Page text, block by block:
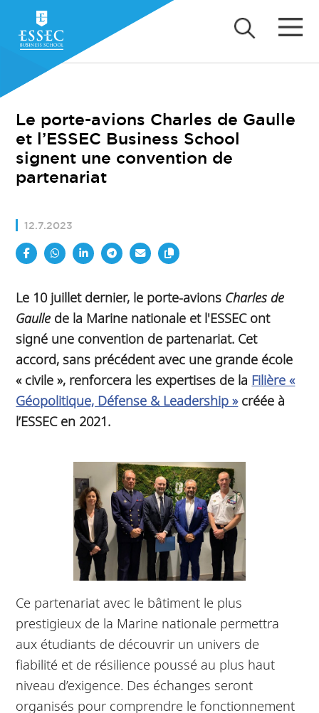
Le porte-avions Charles de Gaulle
et l’ESSEC Business School
signent une convention de
partenariat
12.7.2023
Le 10 juillet dernier, le porte-avions Charles de
Gaulle de la Marine nationale et l'ESSEC ont
signé une convention de partenariat. Cet
accord, sans précédent avec une grande école
« civile », renforcera les expertises de la Filière «
Géopolitique, Défense & Leadership »créée à
l’ESSEC en 2021.
Ce partenariat avec le bâtiment le plus
prestigieux de la Marine nationale permettra
aux étudiants de découvrir un univers de
fiabilité et de résilience poussé au plus haut
niveau d’exigence. Des échanges seront
organisés pour comprendre le fonctionnement